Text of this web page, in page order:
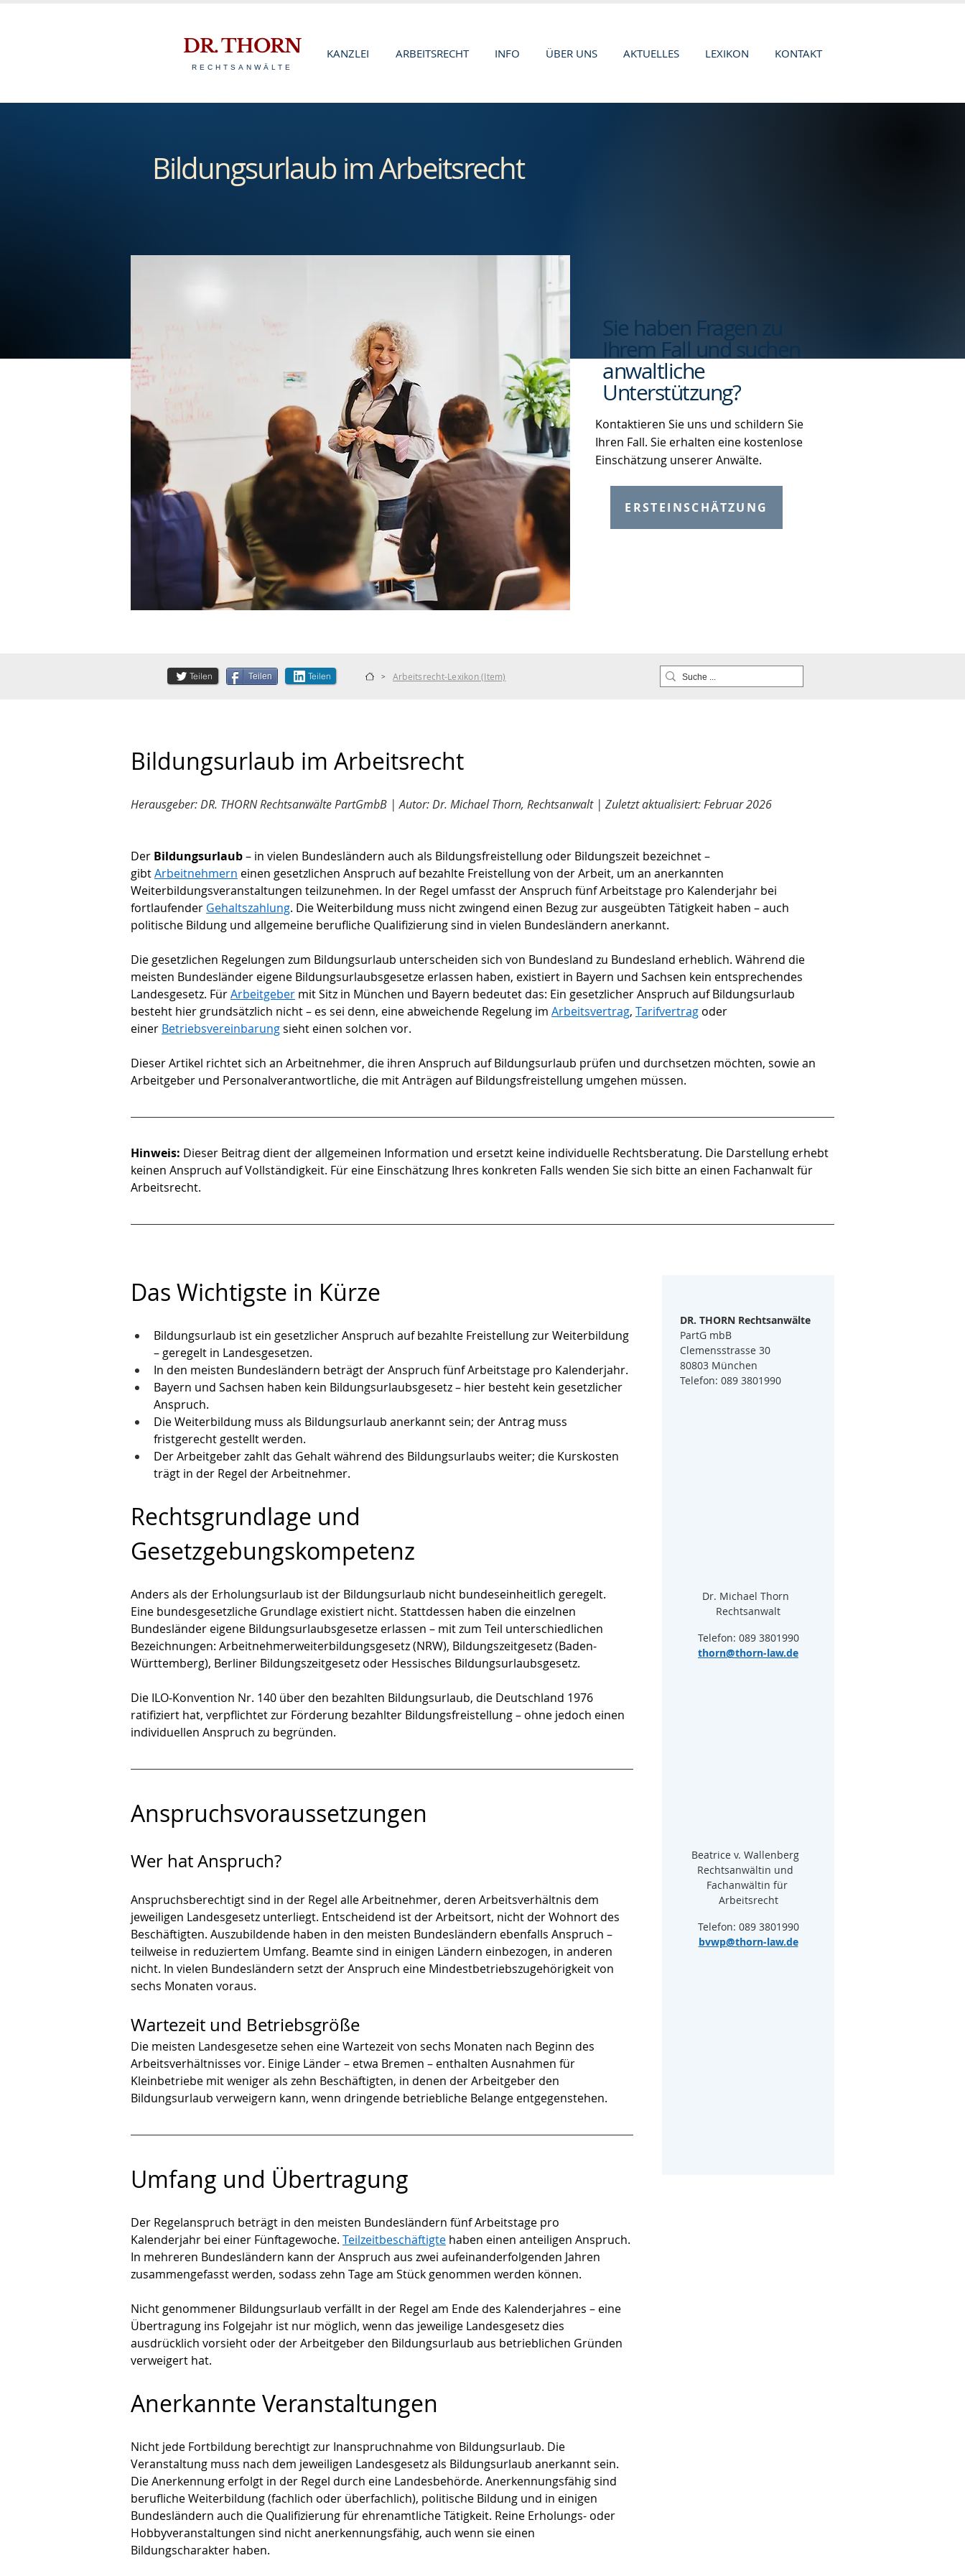
DR. THORN KANZLEI ARBEITSRECHT INFO ÜBER UNS AKTUELLES LEXIKON KONTAKT
RECHTSANWÄLTE
Bildungsurlaub im Arbeitsrecht
Sie haben Fragen zu
Ihrem Fall und suchen
anwaltliche
Unterstützung?
Kontaktieren Sie uns und schildern Sie
Ihren Fall. Sie erhalten eine kostenlose
Einschätzung unserer Anwälte.
ERSTEINSCHÄTZUNG
Teilen Teilen Teilen > Arbeitsrecht-Lexikon (Item)
Bildungsurlaub im Arbeitsrecht
Herausgeber: DR. THORN Rechtsanwälte PartGmbB | Autor: Dr. Michael Thorn, Rechtsanwalt | Zuletzt aktualisiert: Februar 2026
Der Bildungsurlaub – in vielen Bundesländern auch als Bildungsfreistellung oder Bildungszeit bezeichnet –
gibt Arbeitnehmern einen gesetzlichen Anspruch auf bezahlte Freistellung von der Arbeit, um an anerkannten
Weiterbildungsveranstaltungen teilzunehmen. In der Regel umfasst der Anspruch fünf Arbeitstage pro Kalenderjahr bei
fortlaufender Gehaltszahlung. Die Weiterbildung muss nicht zwingend einen Bezug zur ausgeübten Tätigkeit haben – auch
politische Bildung und allgemeine berufliche Qualifizierung sind in vielen Bundesländern anerkannt.
Die gesetzlichen Regelungen zum Bildungsurlaub unterscheiden sich von Bundesland zu Bundesland erheblich. Während die
meisten Bundesländer eigene Bildungsurlaubsgesetze erlassen haben, existiert in Bayern und Sachsen kein entsprechendes
Landesgesetz. Für Arbeitgeber mit Sitz in München und Bayern bedeutet das: Ein gesetzlicher Anspruch auf Bildungsurlaub
besteht hier grundsätzlich nicht – es sei denn, eine abweichende Regelung im Arbeitsvertrag, Tarifvertrag oder
einer Betriebsvereinbarung sieht einen solchen vor.
Dieser Artikel richtet sich an Arbeitnehmer, die ihren Anspruch auf Bildungsurlaub prüfen und durchsetzen möchten, sowie an
Arbeitgeber und Personalverantwortliche, die mit Anträgen auf Bildungsfreistellung umgehen müssen.
Hinweis: Dieser Beitrag dient der allgemeinen Information und ersetzt keine individuelle Rechtsberatung. Die Darstellung erhebt
keinen Anspruch auf Vollständigkeit. Für eine Einschätzung Ihres konkreten Falls wenden Sie sich bitte an einen Fachanwalt für
Arbeitsrecht.
Das Wichtigste in Kürze
Bildungsurlaub ist ein gesetzlicher Anspruch auf bezahlte Freistellung zur Weiterbildung
– geregelt in Landesgesetzen.
In den meisten Bundesländern beträgt der Anspruch fünf Arbeitstage pro Kalenderjahr.
Bayern und Sachsen haben kein Bildungsurlaubsgesetz – hier besteht kein gesetzlicher
Anspruch.
Die Weiterbildung muss als Bildungsurlaub anerkannt sein; der Antrag muss
fristgerecht gestellt werden.
Der Arbeitgeber zahlt das Gehalt während des Bildungsurlaubs weiter; die Kurskosten
trägt in der Regel der Arbeitnehmer.
Rechtsgrundlage und
Gesetzgebungskompetenz
Anders als der Erholungsurlaub ist der Bildungsurlaub nicht bundeseinheitlich geregelt.
Eine bundesgesetzliche Grundlage existiert nicht. Stattdessen haben die einzelnen
Bundesländer eigene Bildungsurlaubsgesetze erlassen – mit zum Teil unterschiedlichen
Bezeichnungen: Arbeitnehmerweiterbildungsgesetz (NRW), Bildungszeitgesetz (Baden-
Württemberg), Berliner Bildungszeitgesetz oder Hessisches Bildungsurlaubsgesetz.
Die ILO-Konvention Nr. 140 über den bezahlten Bildungsurlaub, die Deutschland 1976
ratifiziert hat, verpflichtet zur Förderung bezahlter Bildungsfreistellung – ohne jedoch einen
individuellen Anspruch zu begründen.
Anspruchsvoraussetzungen
Wer hat Anspruch?
Anspruchsberechtigt sind in der Regel alle Arbeitnehmer, deren Arbeitsverhältnis dem
jeweiligen Landesgesetz unterliegt. Entscheidend ist der Arbeitsort, nicht der Wohnort des
Beschäftigten. Auszubildende haben in den meisten Bundesländern ebenfalls Anspruch –
teilweise in reduziertem Umfang. Beamte sind in einigen Ländern einbezogen, in anderen
nicht. In vielen Bundesländern setzt der Anspruch eine Mindestbetriebszugehörigkeit von
sechs Monaten voraus.
Wartezeit und Betriebsgröße
Die meisten Landesgesetze sehen eine Wartezeit von sechs Monaten nach Beginn des
Arbeitsverhältnisses vor. Einige Länder – etwa Bremen – enthalten Ausnahmen für
Kleinbetriebe mit weniger als zehn Beschäftigten, in denen der Arbeitgeber den
Bildungsurlaub verweigern kann, wenn dringende betriebliche Belange entgegenstehen.
Umfang und Übertragung
Der Regelanspruch beträgt in den meisten Bundesländern fünf Arbeitstage pro
Kalenderjahr bei einer Fünftagewoche. Teilzeitbeschäftigte haben einen anteiligen Anspruch.
In mehreren Bundesländern kann der Anspruch aus zwei aufeinanderfolgenden Jahren
zusammengefasst werden, sodass zehn Tage am Stück genommen werden können.
Nicht genommener Bildungsurlaub verfällt in der Regel am Ende des Kalenderjahres – eine
Übertragung ins Folgejahr ist nur möglich, wenn das jeweilige Landesgesetz dies
ausdrücklich vorsieht oder der Arbeitgeber den Bildungsurlaub aus betrieblichen Gründen
verweigert hat.
Anerkannte Veranstaltungen
Nicht jede Fortbildung berechtigt zur Inanspruchnahme von Bildungsurlaub. Die
Veranstaltung muss nach dem jeweiligen Landesgesetz als Bildungsurlaub anerkannt sein.
Die Anerkennung erfolgt in der Regel durch eine Landesbehörde. Anerkennungsfähig sind
berufliche Weiterbildung (fachlich oder überfachlich), politische Bildung und in einigen
Bundesländern auch die Qualifizierung für ehrenamtliche Tätigkeit. Reine Erholungs- oder
Hobbyveranstaltungen sind nicht anerkennungsfähig, auch wenn sie einen
Bildungscharakter haben.
DR. THORN Rechtsanwälte
PartG mbB
Clemensstrasse 30
80803 München
Telefon: 089 3801990
Dr. Michael Thorn
Rechtsanwalt
Telefon: 089 3801990
thorn@thorn-law.de
Beatrice v. Wallenberg
Rechtsanwältin und
Fachanwältin für
Arbeitsrecht
Telefon: 089 3801990
bvwp@thorn-law.de